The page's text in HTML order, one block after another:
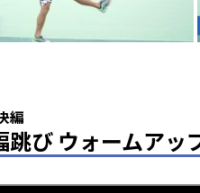
編
跳び ウォームアッ